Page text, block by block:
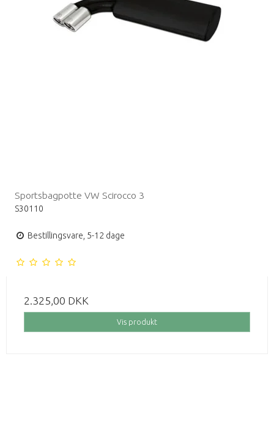
Sportsbagpotte VW Scirocco 3
S30110
Bestillingsvare, 5-12 dage
2.325,00 DKK
Vis produkt